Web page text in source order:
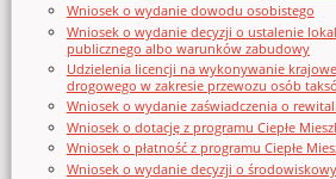
Wniosek o wydanie dowodu osobistego
Wniosek o wydanie decyzji o ustalenie
publicznego albo warunków zabudowy
Udzielenia licencji na wykonywanie
drogowego w zakresie przewozu osób
Wniosek o wydanie zaświadczenia o
Wniosek o dotację z programu Ciepłe
Wniosek o płatność z programu Ciepłe
Wniosek o wydanie decyzji o